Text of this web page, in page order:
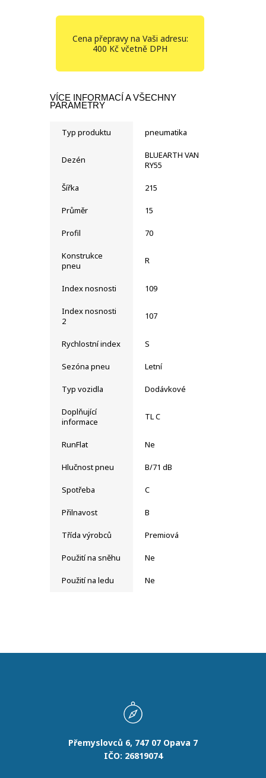
Cena přepravy na Vaši adresu:
400 Kč včetně DPH
VÍCE INFORMACÍ A VŠECHNY
PARAMETRY
Typ produktu pneumatika
Dezén
BLUEARTH VAN
RY55
Šířka 215
Průměr 15
Profil 70
Konstrukce
pneu
R
Index nosnosti 109
Index nosnosti
2
107
Rychlostní index S
Sezóna pneu Letní
Typ vozidla Dodávkové
Doplňující
informace
TL C
RunFlat Ne
Hlučnost pneu B/71 dB
Spotřeba C
Přilnavost B
Třída výrobců Premiová
Použití na sněhu Ne
Použití na ledu Ne
Přemyslovců 6, 747 07 Opava 7
IČO: 26819074